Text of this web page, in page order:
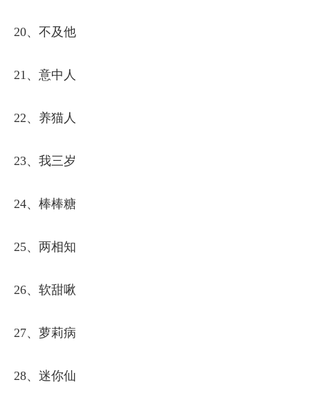
20、不及他
21、意中人
22、养猫人
23、我三岁
24、棒棒糖
25、两相知
26、软甜啾
27、萝莉病
28、迷你仙